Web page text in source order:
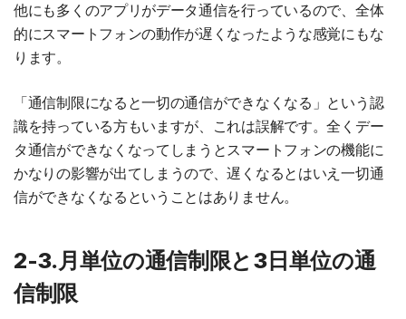
他にも多くのアプリがデータ通信を行っているので、全体
的にスマートフォンの動作が遅くなったような感覚にもな
ります。
「通信制限になると一切の通信ができなくなる」という認
識を持っている方もいますが、これは誤解です。全くデー
タ通信ができなくなってしまうとスマートフォンの機能に
かなりの影響が出てしまうので、遅くなるとはいえ一切通
信ができなくなるということはありません。
2-3.月単位の通信制限と3日単位の通
信制限